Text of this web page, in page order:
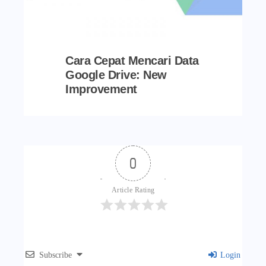
Cara Cepat Mencari Data
Google Drive: New
Improvement
0
Article Rating
Subscribe Login